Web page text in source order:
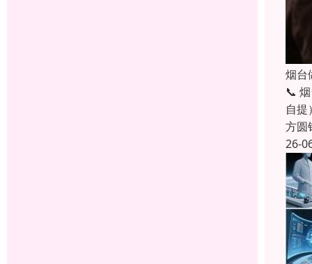
烟台
📞
自
方圆
26-